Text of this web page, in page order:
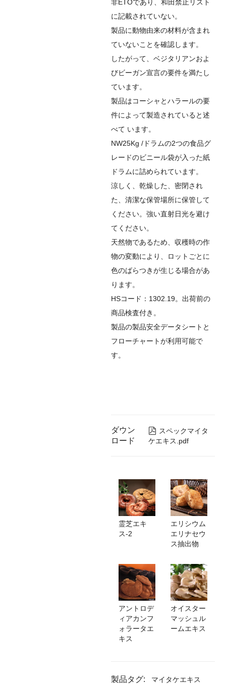
非ETOであり、和田禁止リスト
に記載されていない。
製品に動物由来の材料が含まれ
ていないことを確認します。
したがって、ベジタリアンおよ
びビーガン宣言の要件を満たし
ています。
製品はコーシャとハラールの要
件によって製造されていると述
べて います。
NW25Kg /ドラムの2つの食品グ
レードのビニール袋が入った紙
ドラムに詰められています。
涼しく、乾燥した、密閉され
た、清潔な保管場所に保管して
ください。強い直射日光を避け
てください。
天然物であるため、収穫時の作
物の変動により、ロットごとに
色のばらつきが生じる場合があ
ります。
HSコード：1302.19。出荷前の
商品検査付き。
製品の製品安全データシートと
フローチャートが利用可能で
す。
ダウン
ロード
 スペックマイタ
ケエキス.pdf
霊芝エキ
ス-2
エリシウム
エリナセウ
ス抽出物
アントロデ
ィアカンフ
ォラータエ
キス
オイスター
マッシュル
ームエキス
製品タグ:
マイタケエキス